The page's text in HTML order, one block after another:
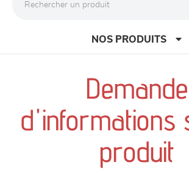
NOS PRODUITS
canapés et fauteuils
séjours
meubles de complément
Demande
d'informations
produit